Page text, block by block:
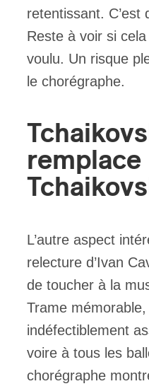
retentissant. C’est
Reste à voir si
voulu. Un risque
le chorégraphe.
remplace
L’autre aspect
relecture d’Ivan
de toucher à la
Trame
indéfectiblement
voire à tous les
chorégraphe